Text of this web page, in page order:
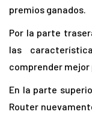
premios ganados.
Por la parte
las
comprender mejor
En la parte
Router